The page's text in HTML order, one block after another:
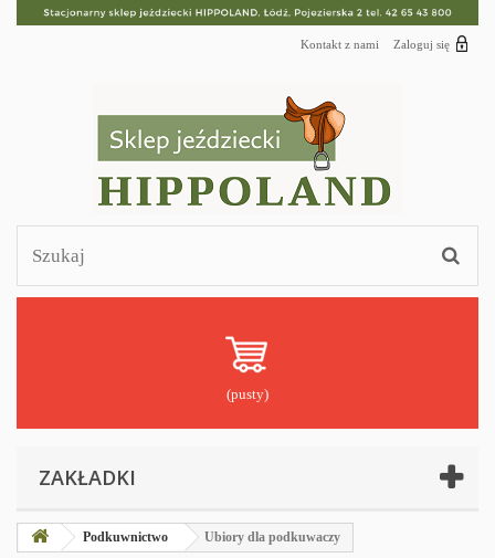
Zaloguj się
Kontakt z nami
(pusty)
ZAKŁADKI
Podkuwnictwo Ubiory dla podkuwaczy